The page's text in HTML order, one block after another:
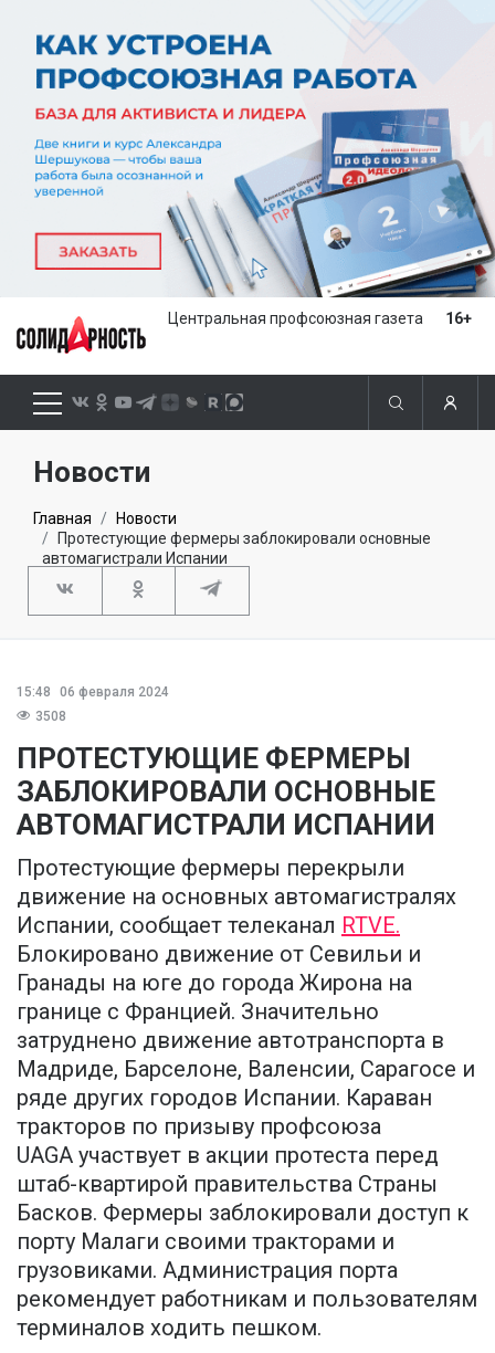
Центральная профсоюзная газета 16+
Новости
Главная
Новости
Протестующие фермеры заблокировали основные
автомагистрали Испании
15:48
06 февраля 2024
3508
ПРОТЕСТУЮЩИЕ ФЕРМЕРЫ
ЗАБЛОКИРОВАЛИ ОСНОВНЫЕ
АВТОМАГИСТРАЛИ ИСПАНИИ
Протестующие фермеры перекрыли
движение на основных автомагистралях
Испании, сообщает телеканал RTVE.
Блокировано движение от Севильи и
Гранады на юге до города Жирона на
границе с Францией. Значительно
затруднено движение автотранспорта в
Мадриде, Барселоне, Валенсии, Сарагосе и
ряде других городов Испании. Караван
тракторов по призыву профсоюза
UAGA участвует в акции протеста перед
штаб-квартирой правительства Страны
Басков. Фермеры заблокировали доступ к
порту Малаги своими тракторами и
грузовиками. Администрация порта
рекомендует работникам и пользователям
терминалов ходить пешком.